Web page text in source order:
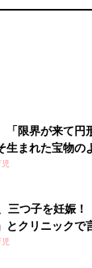
「限界が来て
生まれた宝物の
三つ子を妊娠
とクリニックで
里アナ・イン